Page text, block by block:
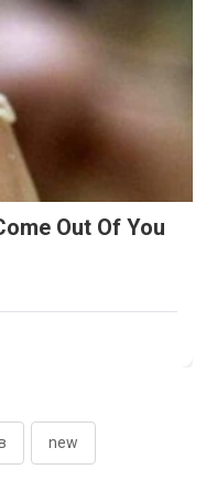
Out Of You
new